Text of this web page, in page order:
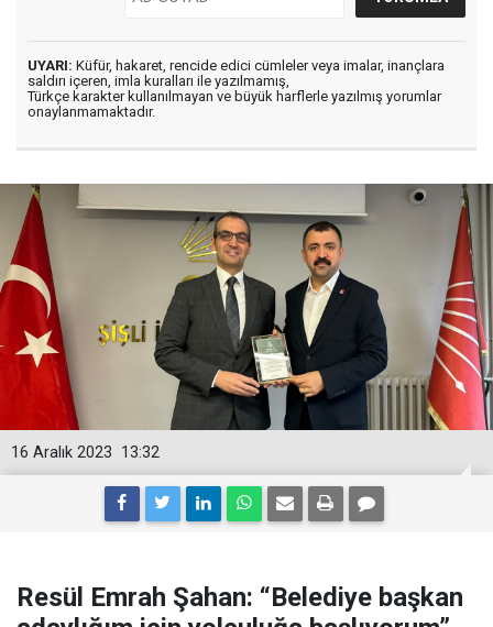
UYARI: Küfür, hakaret, rencide edici cümleler veya imalar, inançlara
saldırı içeren, imla kuralları ile yazılmamış,
Türkçe karakter kullanılmayan ve büyük harflerle yazılmış yorumlar
onaylanmamaktadır.
13:32
16 Aralık 2023
Resül Emrah Şahan: “Belediye başkan